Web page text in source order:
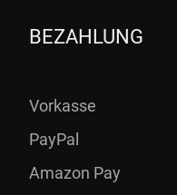
BEZAHLUNG
Vorkasse
PayPal
Amazon Pay